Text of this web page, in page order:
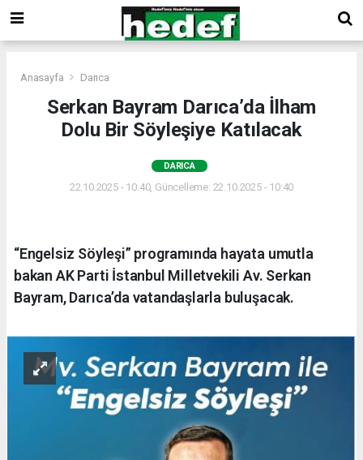
Anasayfa Darıca
Serkan Bayram Darıca’da İlham
Dolu Bir Söyleşiye Katılacak
DARICA
22.10.2025 - 10:40, Güncelleme: 22.10.2025 - 10:40
“Engelsiz Söyleşi” programında hayata umutla
bakan AK Parti İstanbul Milletvekili Av. Serkan
Bayram, Darıca’da vatandaşlarla buluşacak.